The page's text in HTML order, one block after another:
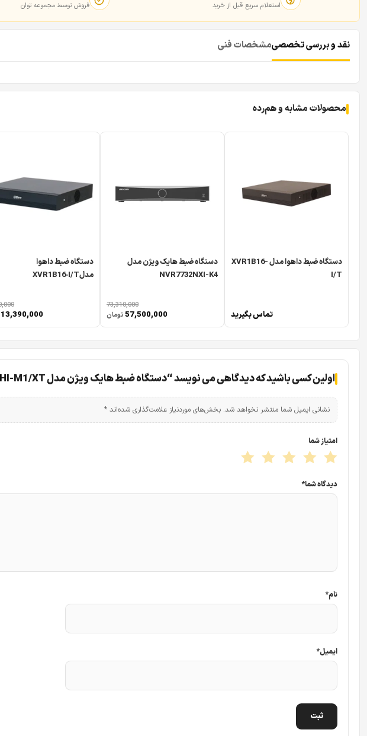
استعلام سریع قبل از خرید فروش توسط مجموعه توان
نقد و بررسی تخصصیمشخصات فنی
محصولات مشابه و هم‌رده
دستگاه ضبط داهوا مدل XVR1B16-
I/T
تماس بگیرید
دستگاه ضبط هایک ویژن مدل
NVR7732NXI-K4
73,310,000
57,500,000تومان
دستگاه ضبط داهوا
مدلXVR1B16‑I/T
13,390,000
اولین کسی باشید که دیدگاهی می نویسد “دستگاه ضبط هایک ویژن مدل iDS-7216HQHI-M1/XT”
نشانی ایمیل شما منتشر نخواهد شد. بخش‌های موردنیاز علامت‌گذاری شده‌اند *
امتیاز شما
دیدگاه شما*
نام*
ایمیل*